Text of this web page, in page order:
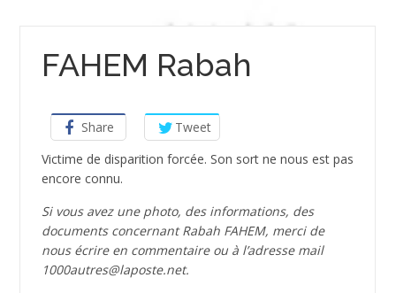
FAHEM Rabah
Share
Tweet
Victime de disparition forcée. Son sort ne nous est pas
encore connu.
Si vous avez une photo, des informations, des
documents concernant Rabah FAHEM, merci de
nous écrire en commentaire ou à l’adresse mail
1000autres@laposte.net.